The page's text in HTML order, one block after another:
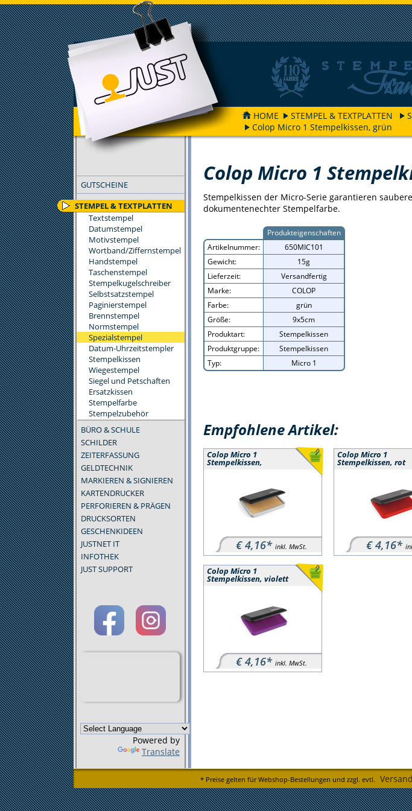
HOME STEMPEL & TEXTPLATTEN
Colop Micro 1 Stempelkissen, grün
GUTSCHEINE
STEMPEL & TEXTPLATTEN
Textstempel
Datumstempel
Motivstempel
Wortband/Ziffernstempel
Handstempel
Taschenstempel
Stempelkugelschreiber
Selbstsatzstempel
Paginierstempel
Brennstempel
Normstempel
Spezialstempel
Datum-Uhrzeitstempler
Stempelkissen
Wiegestempel
Siegel und Petschaften
Ersatzkissen
Stempelfarbe
Stempelzubehör
BÜRO & SCHULE
SCHILDER
ZEITERFASSUNG
GELDTECHNIK
MARKIEREN & SIGNIEREN
KARTENDRUCKER
PERFORIEREN & PRÄGEN
DRUCKSORTEN
GESCHENKIDEEN
JUSTNET IT
INFOTHEK
JUST SUPPORT
Powered by
Translate
Colop Micro 1
Stempelkissen der Micro-Serie garantieren
dokumentenechter Stempelfarbe.
Produkteigenschaften
Artikelnummer:
650MIC101
Gewicht:
15g
Lieferzeit:
Versandfertig
Marke:
COLOP
Farbe:
grün
Größe:
9x5cm
Produktart:
Stempelkissen
Produktgruppe:
Stempelkissen
Typ:
Micro 1
Empfohlene Artikel:
Colop Micro 1
Stempelkissen,
€ 4,16* inkl. MwSt.
Colop Micro 1
Stempelkissen, rot
€ 4,16*
Colop Micro 1
Stempelkissen, violett
€ 4,16* inkl. MwSt.
* Preise gelten für Webshop-Bestellungen und zzgl. evtl.